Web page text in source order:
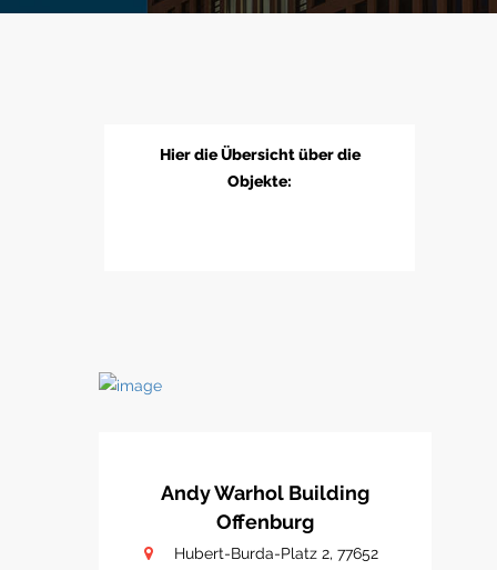
Hier die Übersicht über die
Objekte:
Andy Warhol Building
Offenburg
Hubert-Burda-Platz 2, 77652